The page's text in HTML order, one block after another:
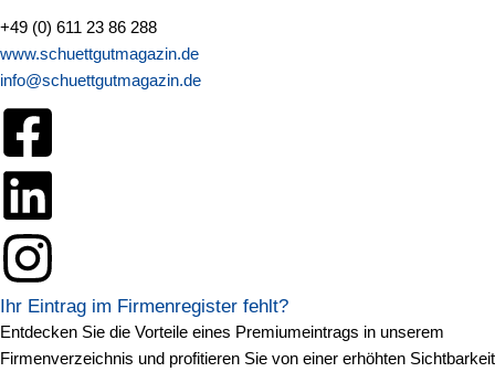
+49 (0) 611 23 86 288
www.schuettgutmagazin.de
info@schuettgutmagazin.de
Ihr Eintrag im Firmenregister fehlt?
Entdecken Sie die Vorteile eines Premiumeintrags in unserem
Firmenverzeichnis und profitieren Sie von einer erhöhten Sichtbarkeit